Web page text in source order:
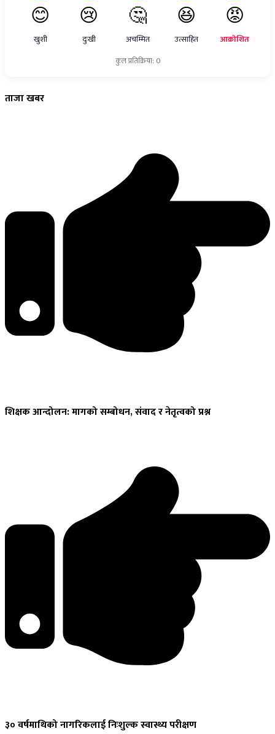
😊
खुशी
😢
दुःखी
🤔
अचम्मित
😆
उत्साहित
😡
आक्रोशित
कुल प्रतिक्रिया: 0
ताजाखबर
शिक्षकआन्दोलन: मागको सम्बोधन, संवाद र नेतृत्वको प्रश्न
३०वर्षमाथिको नागरिकलाई निःशुल्क स्वास्थ्य परीक्षण